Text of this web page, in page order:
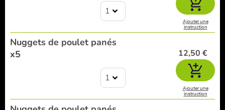
1
Ajouter une
instruction
Nuggets de poulet panés
x5
1
12,50 €
Ajouter une
instruction